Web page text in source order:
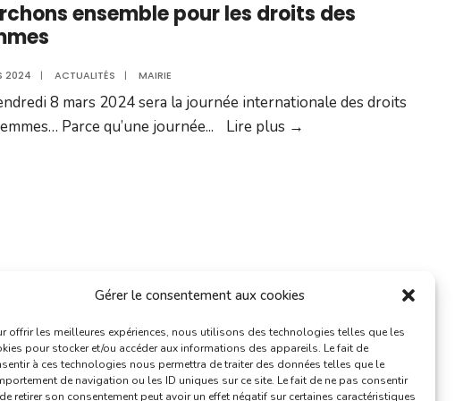
Gérer le consentement aux cookies
offrir les meilleures expériences, nous utilisons des technologies telles que les
pour stocker et/ou accéder aux informations des appareils. Le fait de
à ces technologies nous permettra de traiter des données telles que le
de navigation ou les ID uniques sur ce site. Le fait de ne pas consentir
retirer son consentement peut avoir un effet négatif sur certaines caractéristiques
ensemble pour les droits des
2024 | ACTUALITÉS | MAIRIE
8 mars 2024 sera la journée internationale des droits
Parce qu’une journée... Lire plus →
à projets 2024 du contrat de ville est
2024 | ACTUALITÉS | S. J.
la 3ème année consécutive, la commune de Villefranche-de-